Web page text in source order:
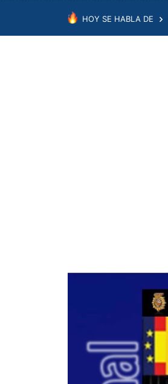
HOY SE HABLA DE